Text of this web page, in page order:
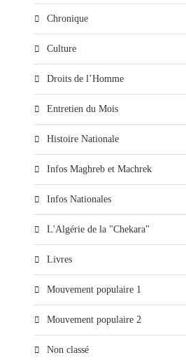
Chronique
Culture
Droits de l’Homme
Entretien du Mois
Histoire Nationale
Infos Maghreb et Machrek
Infos Nationales
L'Algérie de la "Chekara"
Livres
Mouvement populaire 1
Mouvement populaire 2
Non classé